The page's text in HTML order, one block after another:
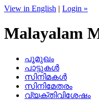
View in English | Login »
Malayalam
പൂമുഖം
പാട്ടുകള്‍
സിനിമകള്‍
സിനിമേതരം
വ്യക്തിവിശേഷം